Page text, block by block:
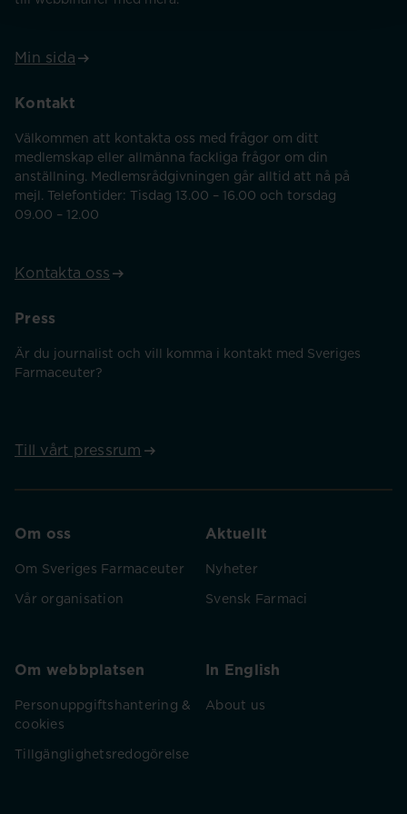
Min sida
Kontakt
Välkommen att kontakta oss med frågor om ditt
medlemskap eller allmänna fackliga frågor om din
anställning. Medlemsrådgivningen går alltid att nå på
mejl. Telefontider: Tisdag 13.00 – 16.00 och torsdag
09.00 – 12.00
Kontakta oss
Press
Är du journalist och vill komma i kontakt med Sveriges
Farmaceuter?
Till vårt pressrum
Om oss
Om Sveriges Farmaceuter
Vår organisation
Aktuellt
Nyheter
Svensk Farmaci
Om webbplatsen
Personuppgiftshantering &
cookies
Tillgänglighetsredogörelse
In English
About us